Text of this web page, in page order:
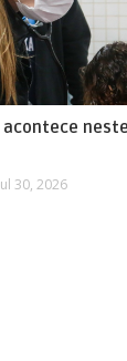
30, 2026